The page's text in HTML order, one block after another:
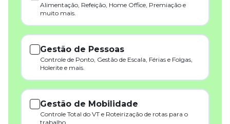
Alimentação, Refeição, Home Office, Premiação e
muito mais.
Gestão de Pessoas
Controle de Ponto, Gestão de Escala, Férias e Folgas,
Holerite e mais.
Gestão de Mobilidade
Controle Total do VT e Roteirização de rotas para o
trabalho.